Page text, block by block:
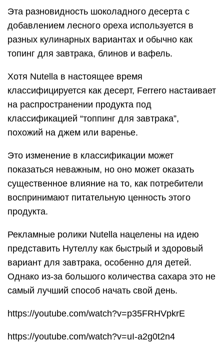
Эта разновидность шоколадного десерта с
добавлением лесного ореха используется в
разных кулинарных вариантах и обычно как
топинг для завтрака, блинов и вафель.
Хотя Nutella в настоящее время
классифицируется как десерт, Ferrero настаивает
на распространении продукта под
классификацией “топпинг для завтрака”,
похожий на джем или варенье.
Это изменение в классификации может
показаться неважным, но оно может оказать
существенное влияние на то, как потребители
воспринимают питательную ценность этого
продукта.
Рекламные ролики Nutella нацелены на идею
представить Нутеллу как быстрый и здоровый
вариант для завтрака, особенно для детей.
Однако из-за большого количества сахара это не
самый лучший способ начать свой день.
https://youtube.com/watch?v=p35FRHVpkrE
https://youtube.com/watch?v=uI-a2g0t2n4